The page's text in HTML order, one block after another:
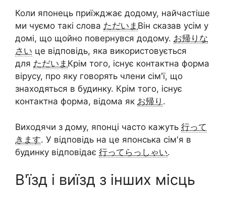
Коли японець приїжджає додому, найчастіше
ми чуємо такі слова ただいま Він сказав усім у
домі, що щойно повернувся додому. お帰りな
さい це відповідь, яка використовується
для ただいま Крім того, існує контактна форма
вірусу, про яку говорять члени сім'ї, що
знаходяться в будинку. Крім того, існує
контактна форма, відома як お帰り .
Виходячи з дому, японці часто кажуть 行って
きます. У відповідь на це японська сім'я в
будинку відповідає 行ってらっしゃい.
В'їзд і виїзд з інших місць